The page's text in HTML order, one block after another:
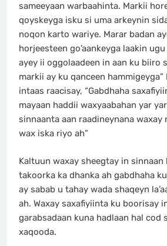
sameeyaan warbaahinta. Markii
qoyskeyga isku si uma arkeynin
noqon karto wariye. Marar badan
horjeesteen go’aankeyga laakin
ayey ii oggolaadeen in aan ku biiro
markii ay ku qanceen hammigeyga”
intaas raacisay, “Gabdhaha
mayaan haddii waxyaabahan yar
sinnaanta aan raadineynana waxay
wax iska riyo ah”
Kaltuun waxay sheegtay in sinnaan
takoorka ka dhanka ah gabdhaha
ay sabab u tahay wada shaqeyn
ah. Waxay saxafiyiinta ku boorisay
garabsadaan kuna hadlaan hal cod
xaqooda.